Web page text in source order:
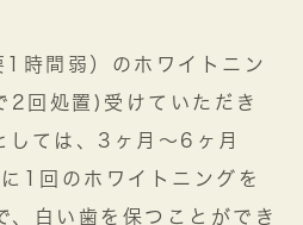
時間弱）のホワイトニン
回処置)受けていただき
しては、3ヶ月～6ヶ月
1回のホワイトニングを
、白い歯を保つことができ